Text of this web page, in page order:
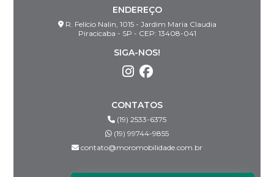
ENDEREÇO
R. Felício Nalin, 1015 - Jardim Maria Claudia
Piracicaba - SP - CEP: 13408-041
SIGA-NOS!
CONTATOS
(19) 2533-6375
(19) 99744-9855
contato@moromobilidade.com.br